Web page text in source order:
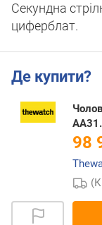
Секундна
циферблат.
Де купити?
98